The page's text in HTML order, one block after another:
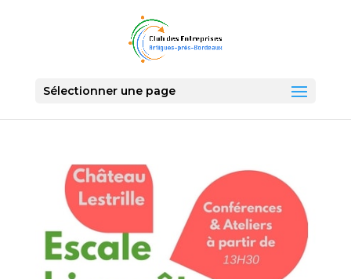
Sélectionner une page